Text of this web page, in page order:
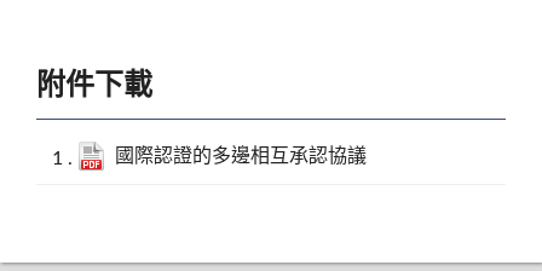
附件下載
國際認證的多邊相互承認協議